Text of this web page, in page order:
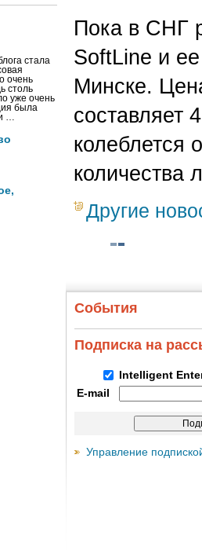
стала
очень
столь
уже очень
была
…
Пока в СНГ
SoftLine и
Минске.
составляет
колеблется
количества
Другие
События
Подписка на
Intelligent
E-mail
Управление